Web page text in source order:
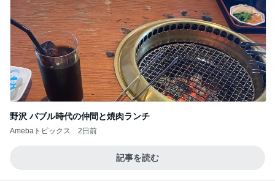
野沢 バブル時代の仲間と焼肉ランチ
Amebaトピックス 2日前
記事を読む